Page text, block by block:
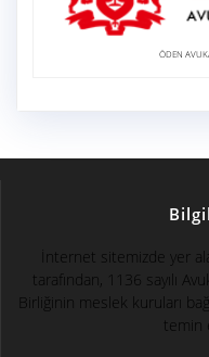
ÖDEN
İnternet sitemizde yer
tarafından, 1136 sayılı
Birliğinin meslek kuruları
temin